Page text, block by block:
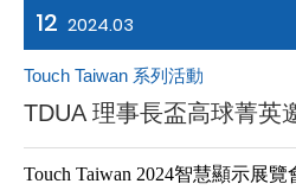
12 2024.03
Touch Taiwan 系列活動
TDUA 理事長盃高球菁英
Touch Taiwan 2024智慧顯示展